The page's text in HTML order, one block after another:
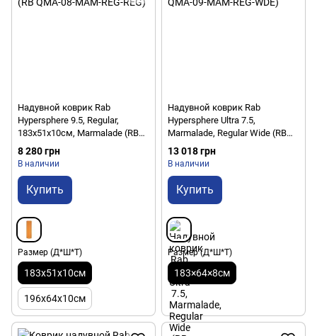
Надувной коврик Rab
Hypersphere 9.5, Regular,
183x51х10см, Marmalade (RB
QMA-08-MAM-REG-REG)
8 280 грн
В наличии
Купить
Размер (Д*Ш*Т)
183x51х10см
196x64х10см
Надувной коврик Rab
Hypersphere Ultra 7.5,
Marmalade, Regular Wide (RB
QMA-09-MAM-REG-WDE)
13 018 грн
В наличии
Купить
Размер (Д*Ш*Т)
183×64×8см